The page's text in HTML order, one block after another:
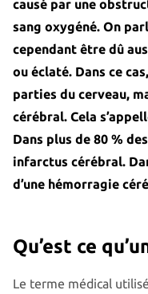
causé par une
sang oxygéné. On
cependant être dû
ou éclaté. Dans ce
parties du cerveau,
cérébral. Cela
Dans plus de 80 %
infarctus cérébral.
d’une hémorragie
Qu’est ce
Le terme médical